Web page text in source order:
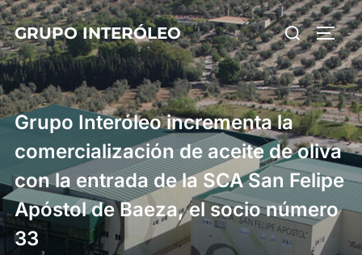
Saltar
al
contenido
GRUPO INTERÓLEO Buscar:
Grupo Interóleo incrementa la
comercialización de aceite de oliva
con la entrada de la SCA San Felipe
Apóstol de Baeza, el socio número
33